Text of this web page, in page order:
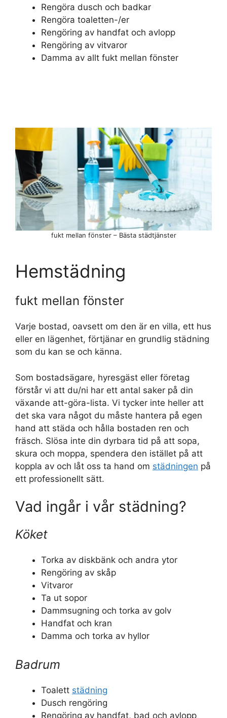
Rengöra dusch och badkar
Rengöra toaletten-/er
Rengöring av handfat och avlopp
Rengöring av vitvaror
Damma av allt fukt mellan fönster
fukt mellan fönster – Bästa städtjänster
Hemstädning
fukt mellan fönster
Varje bostad, oavsett om den är en villa, ett hus
eller en lägenhet, förtjänar en grundlig städning
som du kan se och känna.
Som bostadsägare, hyresgäst eller företag
förstår vi att du/ni har ett antal saker på din
växande att-göra-lista. Vi tycker inte heller att
det ska vara något du måste hantera på egen
hand att städa och hålla bostaden ren och
fräsch. Slösa inte din dyrbara tid på att sopa,
skura och moppa, spendera den istället på att
koppla av och låt oss ta hand om städningen på
ett professionellt sätt.
Vad ingår i vår städning?
Köket
Torka av diskbänk och andra ytor
Rengöring av skåp
Vitvaror
Ta ut sopor
Dammsugning och torka av golv
Handfat och kran
Damma och torka av hyllor
Badrum
Toalett städning
Dusch rengöring
Rengöring av handfat, bad och avlopp